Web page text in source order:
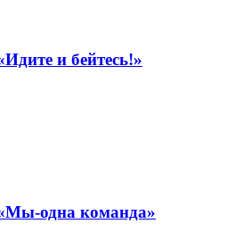
и бейтесь!»
одна команда»